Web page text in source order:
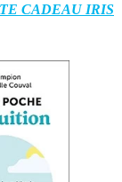
CADEAU IRIS